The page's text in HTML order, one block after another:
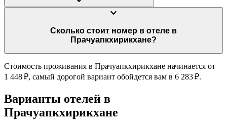
Сколько стоит номер в отеле в
Прачуапкхирикхане?
Стоимость проживания в Прачуапкхирикхане начинается от
1 448 ₽, самый дорогой вариант обойдется вам в 6 283 ₽.
Варианты отелей в
Прачуапкхирикхане